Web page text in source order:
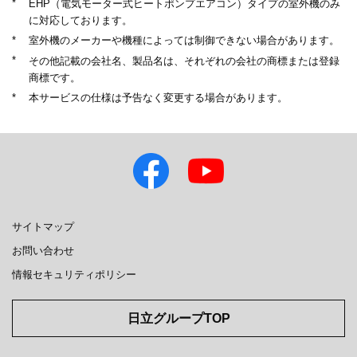
*
EHP（電気モーター式ヒートポンプエアコン）タイプの室外機のみ
に対応しております。
*
室外機のメーカーや機種によっては制御できない場合があります。
*
その他記載の会社名、製品名は、それぞれの会社の商標または登録
商標です。
*
本サービスの仕様は予告なく変更する場合があります。
サイトマップ
お問い合わせ
情報セキュリティポリシー
日立グループTOP